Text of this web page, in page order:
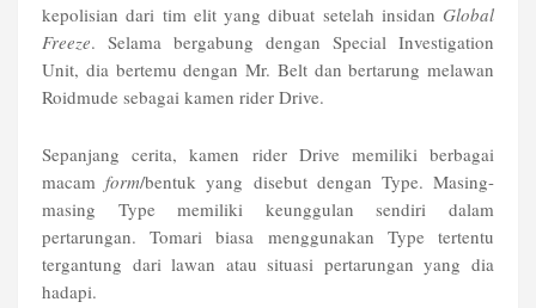
kepolisian dari tim elit yang dibuat setelah insidan Global
Freeze. Selama bergabung dengan Special Investigation
Unit, dia bertemu dengan Mr. Belt dan bertarung melawan
Roidmude sebagai kamen rider Drive.
Sepanjang cerita, kamen rider Drive memiliki berbagai
macamform/bentuk yang disebut dengan Type. Masing-
masing Type memiliki keunggulan sendiri dalam
pertarungan. Tomari biasa menggunakan Type tertentu
tergantung dari lawan atau situasi pertarungan yang dia
hadapi.